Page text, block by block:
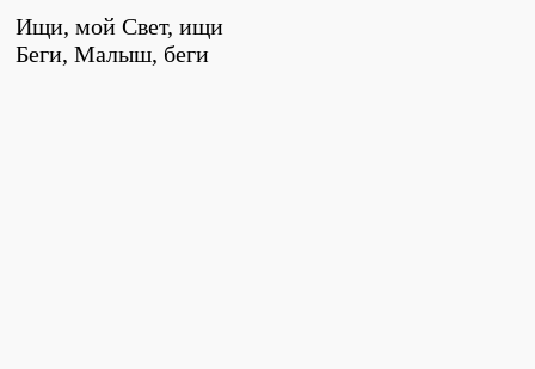
Ищи, мой Свет, ищи
Беги, Малыш, беги